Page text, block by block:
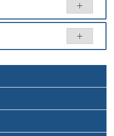
Lazarewicz